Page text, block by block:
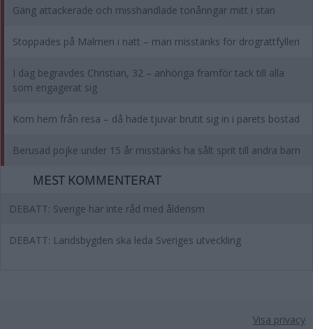
Gäng attackerade och misshandlade tonåringar mitt i stan
Stoppades på Malmen i natt – man misstänks för drograttfylleri
I dag begravdes Christian, 32 – anhöriga framför tack till alla
som engagerat sig
Kom hem från resa – då hade tjuvar brutit sig in i parets bostad
Berusad pojke under 15 år misstänks ha sålt sprit till andra barn
MEST KOMMENTERAT
DEBATT: Sverige har inte råd med ålderism
DEBATT: Landsbygden ska leda Sveriges utveckling
Visa privacy